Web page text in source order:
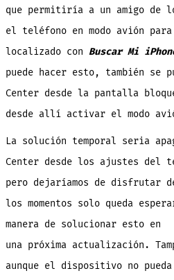
que permitiría a un amigo de
el teléfono en modo avión
localizado con Buscar Mi
puede hacer esto, también se
Center desde la pantalla
desde allí activar el modo
La solución temporal seria
Center desde los ajustes del
pero dejaríamos de disfrutar
los momentos solo queda
manera de solucionar esto en
una próxima actualización.
aunque el dispositivo no